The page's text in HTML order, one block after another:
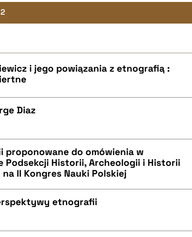
i jego powiązania z etnografią :
Diaz
proponowane do omówienia w
Podsekcji Historii, Archeologii i Historii
II Kongres Nauki Polskiej
etnografii